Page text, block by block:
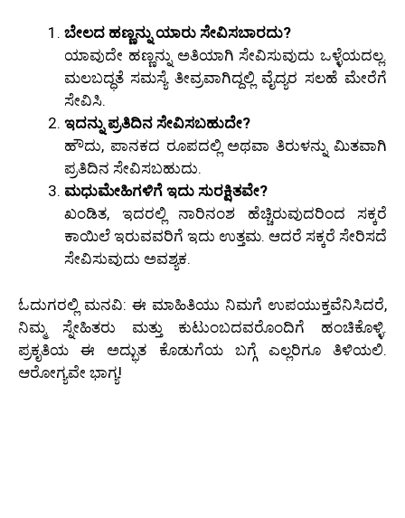
ಬೇಲದ ಹಣ್ಣನ್ನು ಯಾರು ಸೇವಿಸಬಾರದು?
ಯಾವುದೇ ಹಣ್ಣನ್ನು ಅತಿಯಾಗಿ ಸೇವಿಸುವುದು ಒಳ್ಳೆಯದಲ್ಲ.
ಮಲಬದ್ಧತೆ ಸಮಸ್ಯೆ ತೀವ್ರವಾಗಿದ್ದಲ್ಲಿ ವೈದ್ಯರ ಸಲಹೆ ಮೇರೆಗೆ
ಸೇವಿಸಿ.
ಇದನ್ನು ಪ್ರತಿದಿನ ಸೇವಿಸಬಹುದೇ?
ಹೌದು, ಪಾನಕದ ರೂಪದಲ್ಲಿ ಅಥವಾ ತಿರುಳನ್ನು ಮಿತವಾಗಿ
ಪ್ರತಿದಿನ ಸೇವಿಸಬಹುದು.
ಮಧುಮೇಹಿಗಳಿಗೆ ಇದು ಸುರಕ್ಷಿತವೇ?
ಖಂಡಿತ, ಇದರಲ್ಲಿ ನಾರಿನಂಶ ಹೆಚ್ಚಿರುವುದರಿಂದ ಸಕ್ಕರೆ
ಕಾಯಿಲೆ ಇರುವವರಿಗೆ ಇದು ಉತ್ತಮ. ಆದರೆ ಸಕ್ಕರೆ ಸೇರಿಸದೆ
ಸೇವಿಸುವುದು ಅವಶ್ಯಕ.
ಓದುಗರಲ್ಲಿ ಮನವಿ: ಈ ಮಾಹಿತಿಯು ನಿಮಗೆ ಉಪಯುಕ್ತವೆನಿಸಿದರೆ,
ನಿಮ್ಮ ಸ್ನೇಹಿತರು ಮತ್ತು ಕುಟುಂಬದವರೊಂದಿಗೆ ಹಂಚಿಕೊಳ್ಳಿ.
ಪ್ರಕೃತಿಯ ಈ ಅದ್ಭುತ ಕೊಡುಗೆಯ ಬಗ್ಗೆ ಎಲ್ಲರಿಗೂ ತಿಳಿಯಲಿ.
ಆರೋಗ್ಯವೇ ಭಾಗ್ಯ!